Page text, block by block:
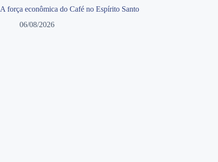
A força econômica do Café no Espírito Santo
06/08/2026